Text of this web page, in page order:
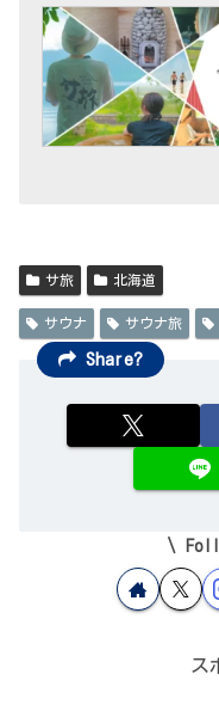
サ旅 北海道
サウナ サウナ旅
Share?
ス